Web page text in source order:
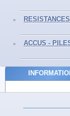
ACCUS -
De 10H à 19H
Tél :0559298239